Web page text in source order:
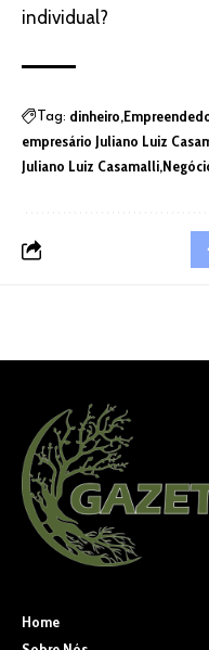
individual?
Tag: dinheiro
empresário Juliano Luiz
Juliano Luiz Casamalli
Home